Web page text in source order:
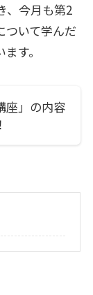
、今月も第2
ついて学んだ
す。
座」の内容